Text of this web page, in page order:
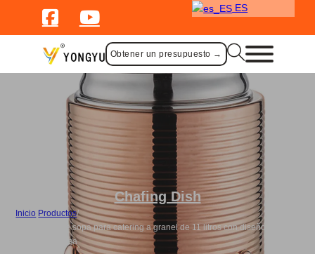
ES
Obtener un presupuesto →
Chafing Dish
Inicio Productos/
Calentador de sopa para catering a granel de 11 litros con diseño en
espiral-Oro rosa